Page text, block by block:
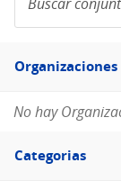
conjuntos
de
Filtro
Organizaciones
No hay
Filtro
Categorias
Categorias